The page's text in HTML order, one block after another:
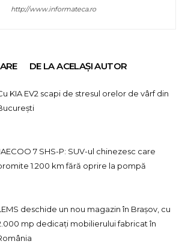
http://www.informateca.ro
DE LA ACELAȘI AUTOR
KIA EV2 scapi de stresul orelor de vârf din
7 SHS-P: SUV-ul chinezesc care
1.200 km fără oprire la pompă
deschide un nou magazin în Brașov, cu
mp dedicați mobilierului fabricat în